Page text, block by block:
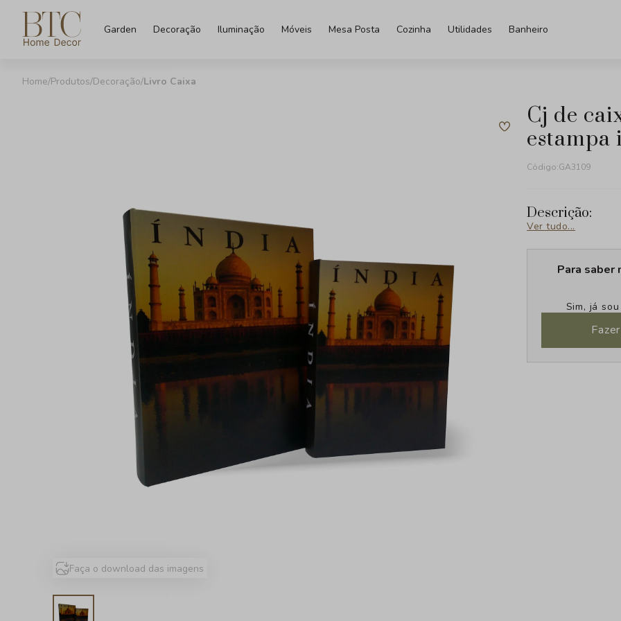
Garden Decoração Iluminação Móveis Mesa Posta Cozinha Utilidades Banheiro
Produtos Decoração Livro Caixa
Faça o download das imagens
cj de caixas livro em madeira
estampa
Código:GA3109
Descrição:
Ver tudo...
Para saber
Sim, já